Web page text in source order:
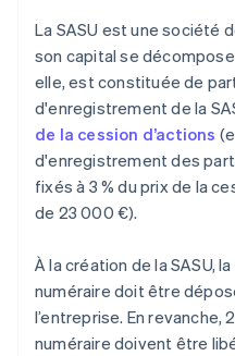
La SASU est une société
son capital se décompose
elle, est constituée de
d'enregistrement de la
de la cession d’actions
d'enregistrement des
fixés à 3 % du prix de la
de 23 000 €).
À la création de la SASU,
numéraire doit être
l’entreprise. En revanche,
numéraire doivent être